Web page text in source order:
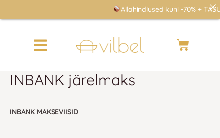
to
Cart
INBANK järelmaks
INBANK MAKSEVIISID
Allahindlused kuni -70% +